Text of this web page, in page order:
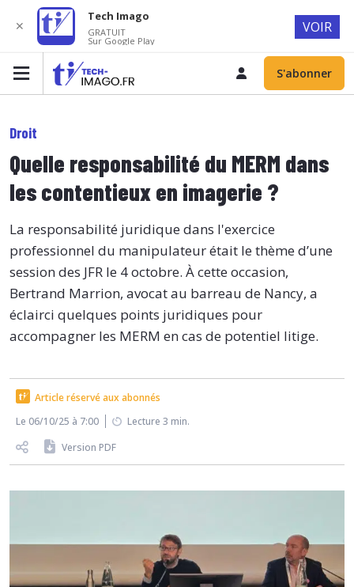
S'abonner
Droit
Quelle responsabilité du MERM dans
les contentieux en imagerie ?
La responsabilité juridique dans l'exercice
professionnel du manipulateur était le thème d’une
session des JFR le 4 octobre. À cette occasion,
Bertrand Marrion, avocat au barreau de Nancy, a
éclairci quelques points juridiques pour
accompagner les MERM en cas de potentiel litige.
Article réservé aux abonnés
Le 06/10/25 à 7:00
Lecture 3 min.
Version PDF
✕
Tech Imago
GRATUIT
Sur Google Play
VOIR